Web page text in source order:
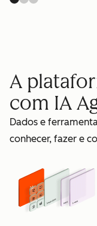
A
com IA
Dados e
conhecer, fazer e